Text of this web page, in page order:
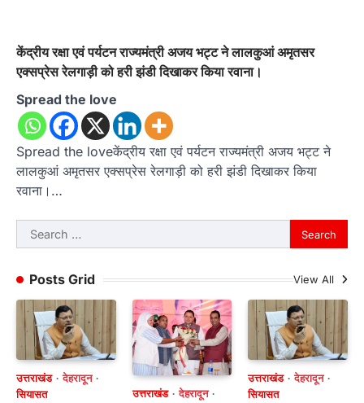
केंद्रीय रक्षा एवं पर्यटन राज्यमंत्री अजय भट्ट ने लालकुआं अमृतसर
एक्सप्रेस रेलगाड़ी को हरी झंडी दिखाकर किया रवाना।
Spread the love
Spread the loveकेंद्रीय रक्षा एवं पर्यटन राज्यमंत्री अजय भट्ट ने
लालकुआं अमृतसर एक्सप्रेस रेलगाड़ी को हरी झंडी दिखाकर किया
रवाना।…
Search
for:
Posts Grid
View All
उत्तराखंड
देहरादून
सियासत
उत्तराखंड
देहरादून
उत्तराखंड
देहरादून
सियासत